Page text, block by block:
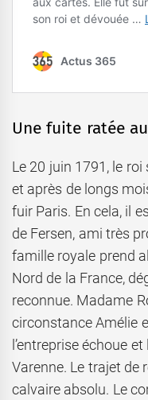
Une fuite ratée
Le 20 juin 1791, le roi
et après de longs
fuir Paris. En cela, il
de Fersen, ami très
famille royale prend
Nord de la France,
reconnue. Madame
circonstance Amélie
l’entreprise échoue
Varenne. Le trajet de
calvaire absolu. Le